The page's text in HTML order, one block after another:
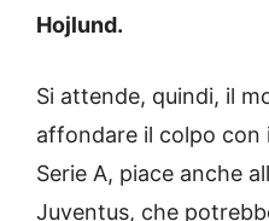
Hojlund.
Si attende, quindi, il
affondare il colpo con
Serie A, piace anche
Juventus, che